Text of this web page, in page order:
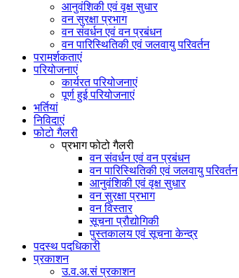
आनुवंशिकी एवं वृक्ष सुधार
वन सुरक्षा प्रभाग
वन संवर्धन एवं वन प्रबंधन
वन पारिस्थितिकी एवं जलवायु परिवर्तन
परामर्शकताएं
परियोजनाएं
कार्यरत परियोजनाएं
पूर्ण हुई परियोजनाएं
भर्तियां
निविदाएं
फोटो गैलरी
प्रभाग फोटो गैलरी
वन संवर्धन एवं वन प्रबंधन
वन पारिस्थितिकी एवं जलवायु परिवर्तन
आनुवंशिकी एवं वृक्ष सुधार
वन सुरक्षा प्रभाग
वन विस्तार
सूचना प्रौद्योगिकी
पुस्तकालय एवं सूचना केन्द्र
पदस्थ पदधिकारी
प्रकाशन
उ.व.अ.सं प्रकाशन